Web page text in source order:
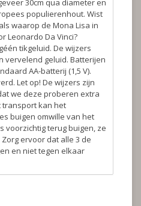
30cm qua diameter en
populierenhout. Wist
waarop de Mona Lisa in
Leonardo Da Vinci?
tikgeluid. De wijzers
vervelend geluid. Batterijen
AA-batterij (1,5 V).
Let op! De wijzers zijn
we deze proberen extra
transport kan het
buigen omwille van het
voorzichtig terug buigen, ze
ervoor dat alle 3 de
en niet tegen elkaar